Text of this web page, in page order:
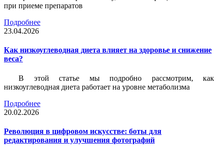
при приеме препаратов
Подробнее
23.04.2026
Как низкоуглеводная диета влияет на здоровье и снижение
веса?
В этой статье мы подробно рассмотрим, как
низкоуглеводная диета работает на уровне метаболизма
Подробнее
20.02.2026
Революция в цифровом искусстве: боты для
редактирования и улучшения фотографий